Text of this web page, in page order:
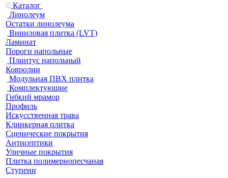
Каталог
Линолеум
Остатки линолеума
Виниловая плитка (LVT)
Ламинат
Пороги напольные
Плинтус напольный
Ковролин
Модульная ПВХ плитка
Комплектующие
Гибкий мрамор
Профиль
Искусственная трава
Клинкерная плитка
Сценические покрытия
Антисептики
Уличные покрытия
Плитка полимернопесчаная
Ступени